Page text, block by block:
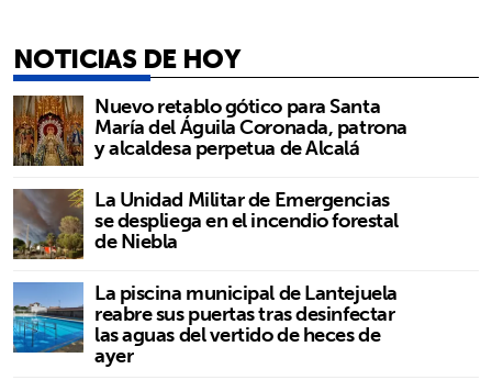
NOTICIAS DE HOY
Nuevo retablo gótico para Santa
María del Águila Coronada, patrona
y alcaldesa perpetua de Alcalá
La Unidad Militar de Emergencias
se despliega en el incendio forestal
de Niebla
La piscina municipal de Lantejuela
reabre sus puertas tras desinfectar
las aguas del vertido de heces de
ayer